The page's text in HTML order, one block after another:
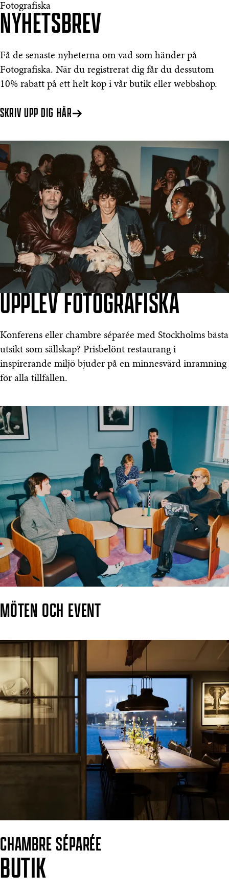
Fotografiska
NYHETSBREV
Få de senaste nyheterna om vad som händer på
Fotografiska. När du registrerat dig får du dessutom
10% rabatt på ett helt köp i vår butik eller webbshop.
SKRIV UPP DIG HÄR
UPPLEV FOTOGRAFISKA
Konferens eller chambre séparée med Stockholms bästa
utsikt som sällskap? Prisbelönt restaurang i
inspirerande miljö bjuder på en minnesvärd inramning
för alla tillfällen.
MÖTEN OCH EVENT
CHAMBRE SÉPARÉE
BUTIK